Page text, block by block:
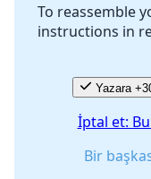
To reassemble
instructions in
Yazara
İptal et:
Bir